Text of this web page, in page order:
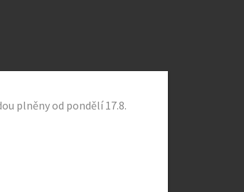
především by měla být vkusně
na speciálních kartonech,
plněny od pondělí 17.8.